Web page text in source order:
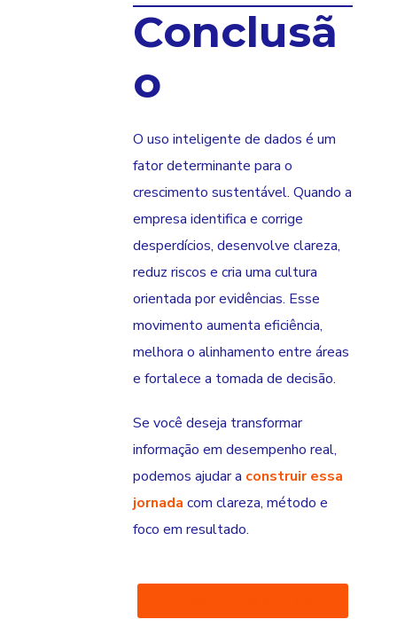
Conclusã
o
O uso inteligente de dados é um
fator determinante para o
crescimento sustentável. Quando a
empresa identifica e corrige
desperdícios, desenvolve clareza,
reduz riscos e cria uma cultura
orientada por evidências. Esse
movimento aumenta eficiência,
melhora o alinhamento entre áreas
e fortalece a tomada de decisão.
Se você deseja transformar
informação em desempenho real,
podemos ajudar a construir essa
jornada com clareza, método e
foco em resultado.